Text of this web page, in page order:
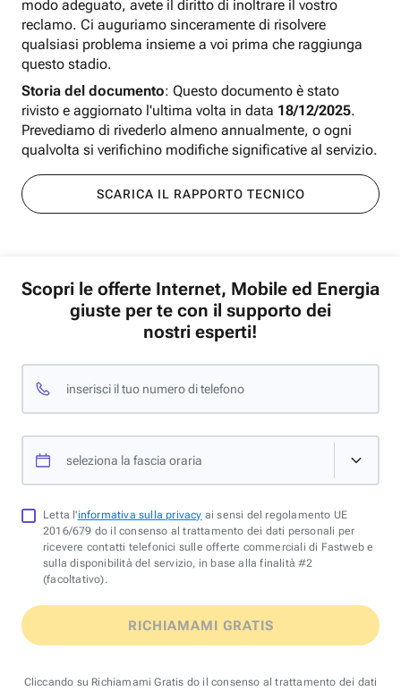
modo adeguato, avete il diritto di inoltrare il vostro
reclamo. Ci auguriamo sinceramente di risolvere
qualsiasi problema insieme a voi prima che raggiunga
questo stadio.
Storia del documento: Questo documento è stato
rivisto e aggiornato l'ultima volta in data 18/12/2025.
Prevediamo di rivederlo almeno annualmente, o ogni
qualvolta si verifichino modifiche significative al servizio.
SCARICA IL RAPPORTO TECNICO
Scopri le offerte Internet, Mobile ed Energia
giuste per te con il supporto dei
nostri esperti!
inserisci il tuo numero di telefono
seleziona la fascia oraria
Letta l'informativa sulla privacy ai sensi del regolamento UE
2016/679 do il consenso al trattamento dei dati personali per
ricevere contatti telefonici sulle offerte commerciali di Fastweb e
sulla disponibilità del servizio, in base alla finalità #2
(facoltativo).
RICHIAMAMI GRATIS
Cliccando su Richiamami Gratis do il consenso al trattamento dei dati